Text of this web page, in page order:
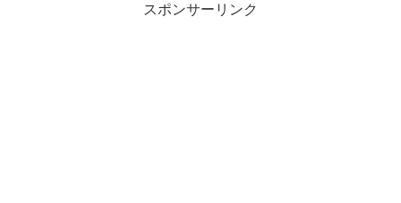
スポンサーリンク